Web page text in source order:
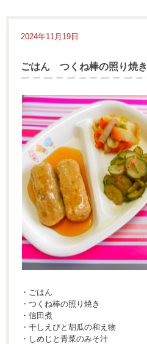
2024年11月19日
ごはん つくね棒の照り焼き
・ごはん
・つくね棒の照り焼き
・信田煮
・干しえびと胡瓜の和え物
・しめじと青菜のみそ汁